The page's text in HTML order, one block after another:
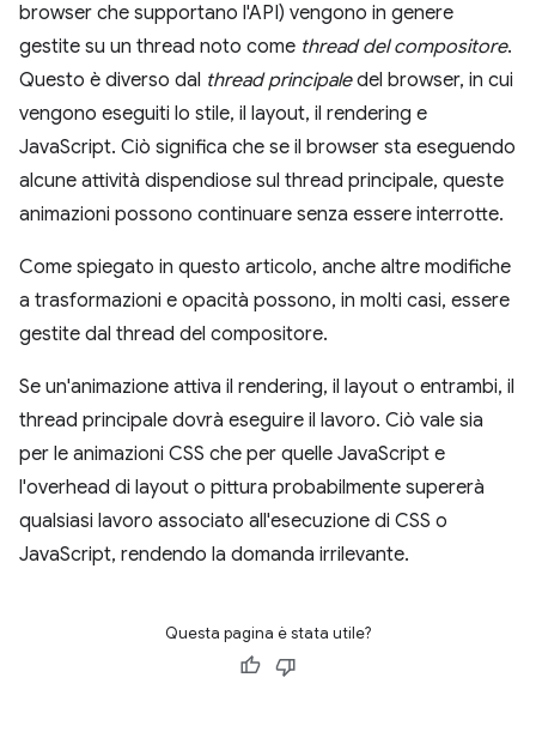
browser che supportano l'API) vengono in genere
gestite su un thread noto come thread del compositore.
Questo è diverso dal thread principaledel browser, in cui
vengono eseguiti lo stile, il layout, il rendering e
JavaScript. Ciò significa che se il browser sta eseguendo
alcune attività dispendiose sul thread principale, queste
animazioni possono continuare senza essere interrotte.
Come spiegato in questo articolo, anche altre modifiche
a trasformazioni e opacità possono, in molti casi, essere
gestite dal thread del compositore.
Se un'animazione attiva il rendering, il layout o entrambi, il
thread principale dovrà eseguire il lavoro. Ciò vale sia
per le animazioni CSS che per quelle JavaScript e
l'overhead di layout o pittura probabilmente supererà
qualsiasi lavoro associato all'esecuzione di CSS o
JavaScript, rendendo la domanda irrilevante.
Questa pagina è stata utile?